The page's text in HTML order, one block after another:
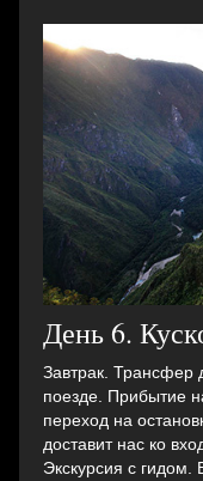
День 6.
Завтрак. Трансфер
поезде. Прибытие
переход на
доставит нас ко
Экскурсия с